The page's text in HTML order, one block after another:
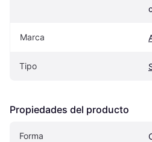
Marca
Tipo
Propiedades del producto
Forma